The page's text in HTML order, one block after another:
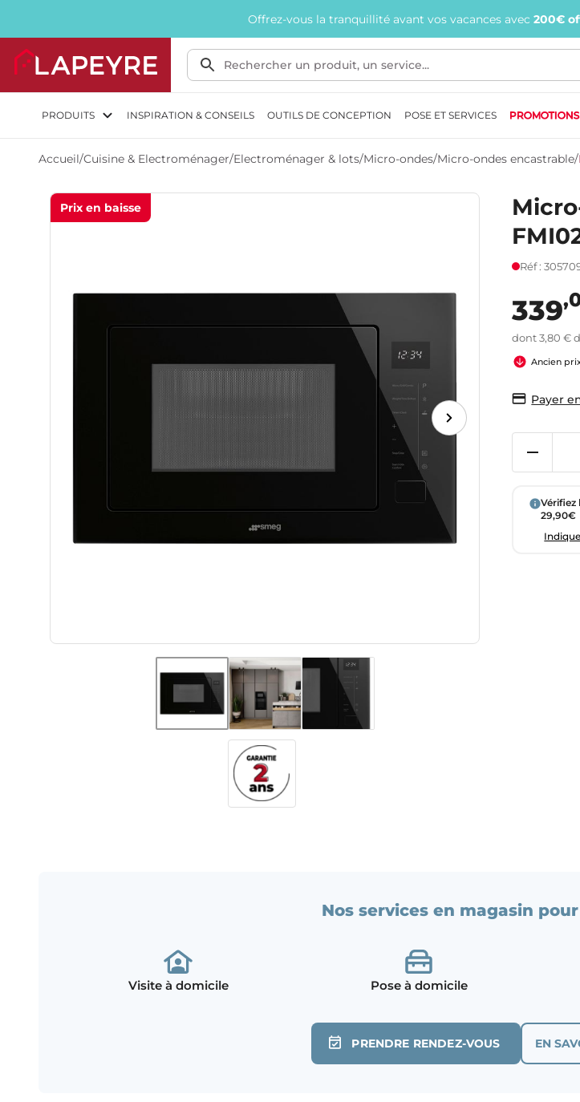
Offrez-vous la tranquillité avant vos vacances avec 200€
PRODUITS INSPIRATION & CONSEILS OUTILS DE CONCEPTION POSE ET SERVICES PROMOTIONS
Accueil/Cuisine & Electroménager/Electroménager & lots/Micro-ondes/Micro-ondes encastrable/
Prix en baisse
Réf :
339
dont 3,80 €
Ancien
Payer
Vérifiez
29,90€
Nos services en magasin
Visite à domicile Pose à domicile
PRENDRE RENDEZ-VOUS EN